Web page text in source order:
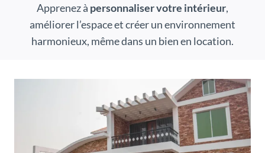
Apprenez à personnaliser votre intérieur,
améliorer l’espace et créer un environnement
harmonieux, même dans un bien en location.